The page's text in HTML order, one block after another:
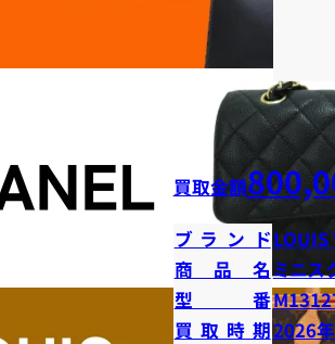
買取金額
ブランドLOUIS
商品名 ミニス
型番
買取時期2026